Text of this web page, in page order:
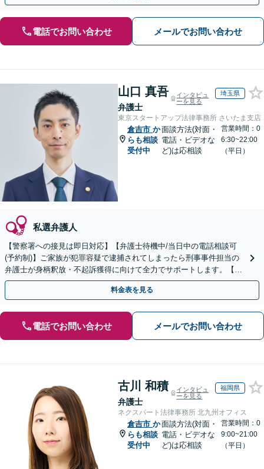
電話でお問い合わせ メールでお問い合わせ
山口 真吾
弁護士
インタビュ
ーを見る
埼玉県
東京スタートアップ法律事務所 さいたま支店
倉吉市 か
らも相談
受付中
面談方法(対面・
電話・ビデオな
ど)は応相談
営業時間：0
6:30~22:00
（平日）
私選弁護人
【警察署への接見は即日対応】【弁護士待機中/当日中の電話相談可
(予約制)】ご家族が犯罪容疑で逮捕されてしまったら刑事事件担当の
弁護士が身柄釈放・不起訴獲得に向けて全力でサポートします。【毎
月100名以上の相談実績】【全国対応】
料金表を見る
電話でお問い合わせ メールでお問い合わせ
古川 和積
弁護士
インタビュ
ーを見る
福岡県
ネクスパート法律事務所 北九州オフィス
倉吉市 か
らも相談
受付中
面談方法(対面・
電話・ビデオな
ど)は応相談
営業時間：0
9:00~21:00
（平日）